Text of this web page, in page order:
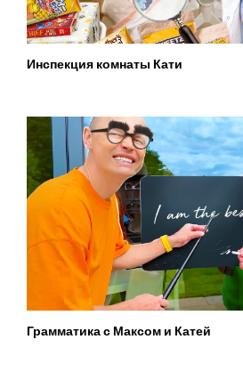
Инспекция комнаты Кати
Грамматика с Максом и Катей